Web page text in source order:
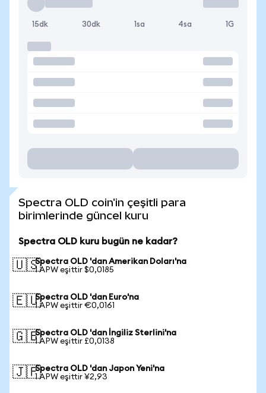
15dk 30dk 1sa 4sa 1G
Spectra OLD coin'in çeşitli para
birimlerinde güncel kuru
Spectra OLD kuru bugün ne kadar?
🇺🇸Spectra OLD 'dan Amerikan Doları'na
1 APW eşittir $0,0185
🇪🇺Spectra OLD 'dan Euro'na
1 APW eşittir €0,0161
🇬🇧Spectra OLD 'dan İngiliz Sterlini'na
1 APW eşittir £0,0138
🇯🇵Spectra OLD 'dan Japon Yeni'na
1 APW eşittir ¥2,93